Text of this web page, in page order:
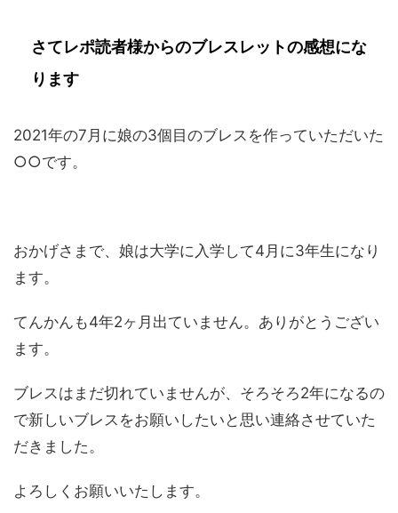
さてレポ読者様からのブレスレットの感想にな
ります
2021年の7月に娘の3個目のブレスを作っていただいた
○○です。
おかげさまで、娘は大学に入学して4月に3年生になり
ます。
てんかんも4年2ヶ月出ていません。ありがとうござい
ます。
ブレスはまだ切れていませんが、そろそろ2年になるの
で新しいブレスをお願いしたいと思い連絡させていた
だきました。
よろしくお願いいたします。